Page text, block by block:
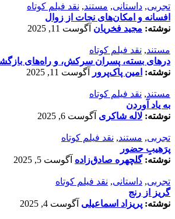
تجربی, داستانی, مستند, نقد فیلم کوتاه
افسانه‌ و امکان‌های نجات از زوال
نوشته: مجید فخریان آگوست 11, 2025
مستند, نقد فیلم کوتاه
درهای بسته، پسران سرکش، و راه‌های
نوشته: امین پاک‌پرور آگوست 11, 2025
مستند, نقد فیلم کوتاه
به یاد آوردن
نوشته: لاله شاکری آگوست 6, 2025
تجربی, مستند, نقد فیلم کوتاه
پرَهیب‌ِ حضور
نوشته:گلچهره صادق‌زاده آگوست 5, 2025
تجربی, داستانی, نقد فیلم کوتاه
گریز از رنج
نوشته: پریزاد اسماعیلی آگوست 4, 2025